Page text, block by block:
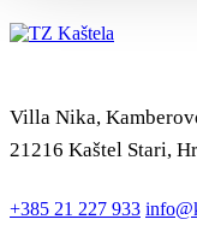
Villa Nika,
21216 Kaštel Stari,
+385 21 227 933